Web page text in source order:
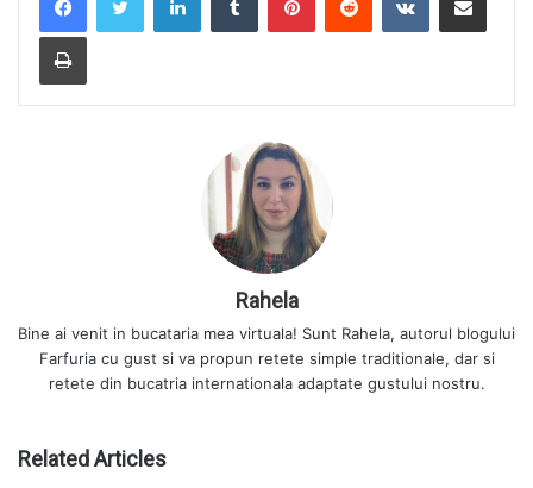
Rahela
Bine ai venit in bucataria mea virtuala! Sunt Rahela, autorul blogului
Farfuria cu gust si va propun retete simple traditionale, dar si
retete din bucatria internationala adaptate gustului nostru.
Related Articles